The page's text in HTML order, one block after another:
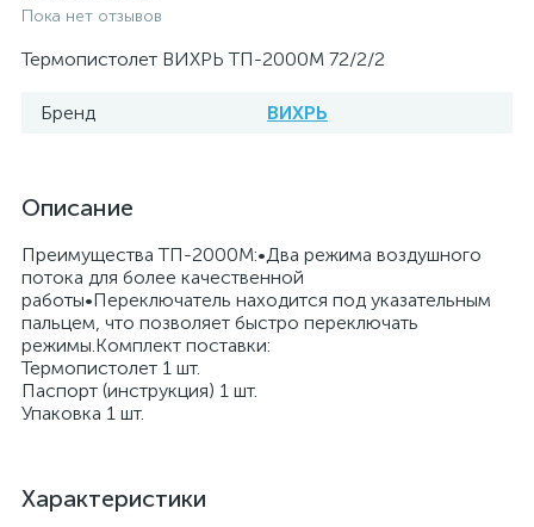
Пока нет отзывов
Термопистолет ВИХРЬ ТП-2000М 72/2/2
Бренд ВИХРЬ
Описание
Преимущества ТП-2000М:•Два режима воздушного
потока для более качественной
работы•Переключатель находится под указательным
пальцем, что позволяет быстро переключать
режимы.Комплект поставки:
Термопистолет 1 шт.
Паспорт (инструкция) 1 шт.
Упаковка 1 шт.
Характеристики